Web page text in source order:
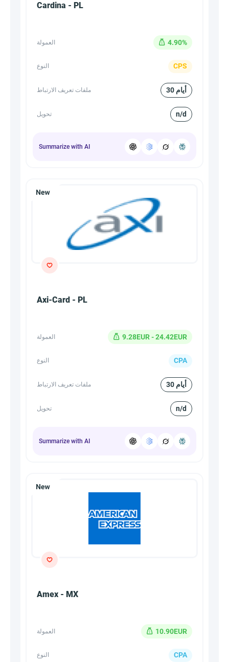
Cardina - PL
العمولة 4.90%
النوع CPS
ملفات تعريف الارتباط 30 أيام
تحويل n/d
Summarize with AI
Axi-Card - PL
العمولة 9.28EUR - 24.42EUR
النوع CPA
ملفات تعريف الارتباط 30 أيام
تحويل n/d
Summarize with AI
Amex - MX
العمولة 10.90EUR
النوع CPA